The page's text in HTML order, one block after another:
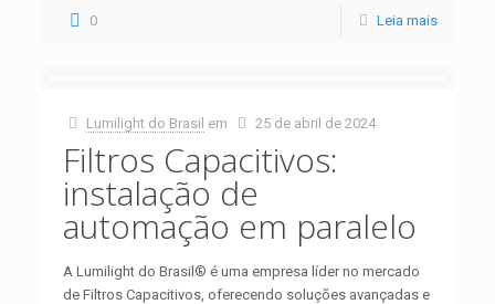
0 Leia mais
Lumilight do Brasil em 25 de abril de 2024
Filtros Capacitivos:
instalação de
automação em paralelo
A Lumilight do Brasil® é uma empresa líder no mercado
de Filtros Capacitivos, oferecendo soluções avançadas e